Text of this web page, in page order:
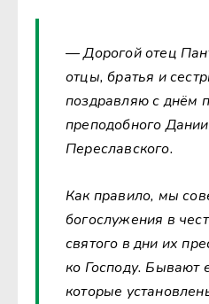
— Дорогой отец
отцы, братья и
поздравляю с днём
преподобного
Переславского.
Как правило, мы
богослужения в
святого в дни их
ко Господу. Бывают
которые